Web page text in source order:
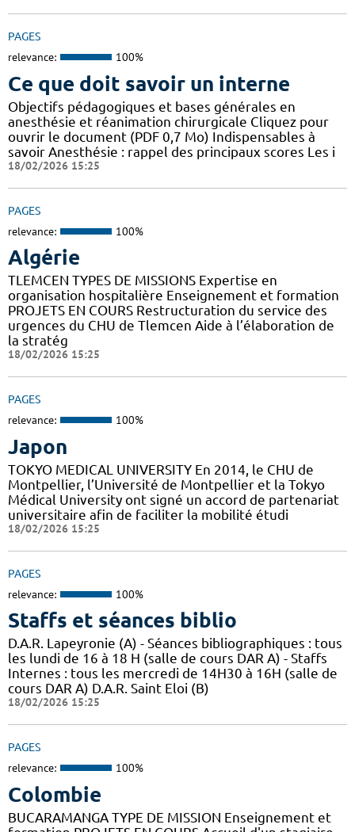
PAGES
relevance: 100%
Ce que doit savoir un interne
Objectifs pédagogiques et bases générales en
anesthésie et réanimation chirurgicale Cliquez pour
ouvrir le document (PDF 0,7 Mo) Indispensables à
savoir Anesthésie : rappel des principaux scores Les i
18/02/2026 15:25
PAGES
relevance: 100%
Algérie
TLEMCEN TYPES DE MISSIONS Expertise en
organisation hospitalière Enseignement et formation
PROJETS EN COURS Restructuration du service des
urgences du CHU de Tlemcen Aide à l’élaboration de
la stratég
18/02/2026 15:25
PAGES
relevance: 100%
Japon
TOKYO MEDICAL UNIVERSITY En 2014, le CHU de
Montpellier, l’Université de Montpellier et la Tokyo
Médical University ont signé un accord de partenariat
universitaire afin de faciliter la mobilité étudi
18/02/2026 15:25
PAGES
relevance: 100%
Staffs et séances biblio
D.A.R. Lapeyronie (A) - Séances bibliographiques : tous
les lundi de 16 à 18 H (salle de cours DAR A) - Staffs
Internes : tous les mercredi de 14H30 à 16H (salle de
cours DAR A) D.A.R. Saint Eloi (B)
18/02/2026 15:25
PAGES
relevance: 100%
Colombie
BUCARAMANGA TYPE DE MISSION Enseignement et